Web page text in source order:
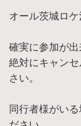
オール茨城ロケ
確実に参加が出
絶対にキャン
さい。
同行者様がい